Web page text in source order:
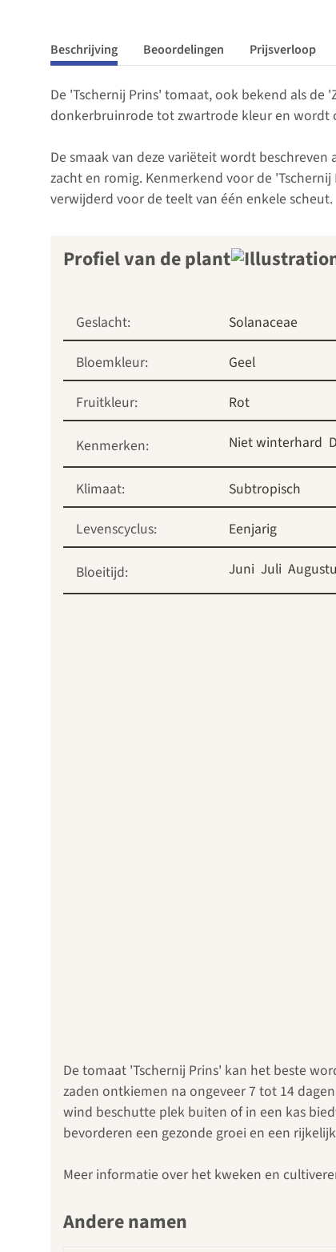
Beschrijving Beoordelingen Prijsverloop
De 'Tschernij Prins' tomaat, ook bekend als de
donkerbruinrode tot zwartrode kleur en wordt
De smaak van deze variëteit wordt
zacht en romig. Kenmerkend voor de
verwijderd voor de teelt van één enkele scheut.
Profiel van de plant
Geslacht:
Solanaceae
Bloemkleur:
Geel
Fruitkleur:
Rot
Kenmerken: Niet winterhard
Klimaat:
Subtropisch
Levenscyclus:
Eenjarig
Bloeitijd: Juni Juli
De tomaat 'Tschernij Prins' kan het beste
zaden ontkiemen na ongeveer 7 tot 14
wind beschutte plek buiten of in een kas
bevorderen een gezonde groei en een
Meer informatie over het kweken en
Andere namen